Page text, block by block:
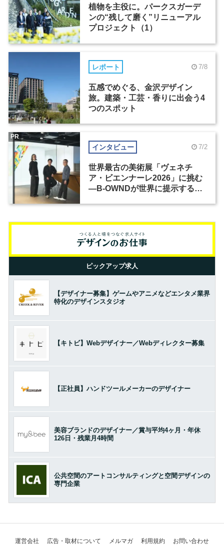
植物を主役に。パークスガーデ
ンの“残して磨く”リニューアル
プロジェクト（1）
レポート 7/8
五感でめぐる、金沢デザイン
旅。建築・工芸・香りに出会う4
つのスポット
インタビュー 7/2
世界最古の美術展「ヴェネチ
ア・ビエンナーレ2026」に挑む
―B-OWNDが世界に提示する美
PR
ピックアップ求人
【デザイナー募集】ゲームやアニメなどエンタメ業界
特化のデザインスタジオ
【キトビ】Webデザイナー／Webディレクター募集
【正社員】ハンドツールメーカーのデザイナー
美容ブランドのデザイナー／賞与平均4ヶ月・年休
126日・残業月4時間
公共空間のアートコンサルティングと空間デザインの
専門企業
運営会社 広告・取材について メルマガ 利用規約 お問い合わせ